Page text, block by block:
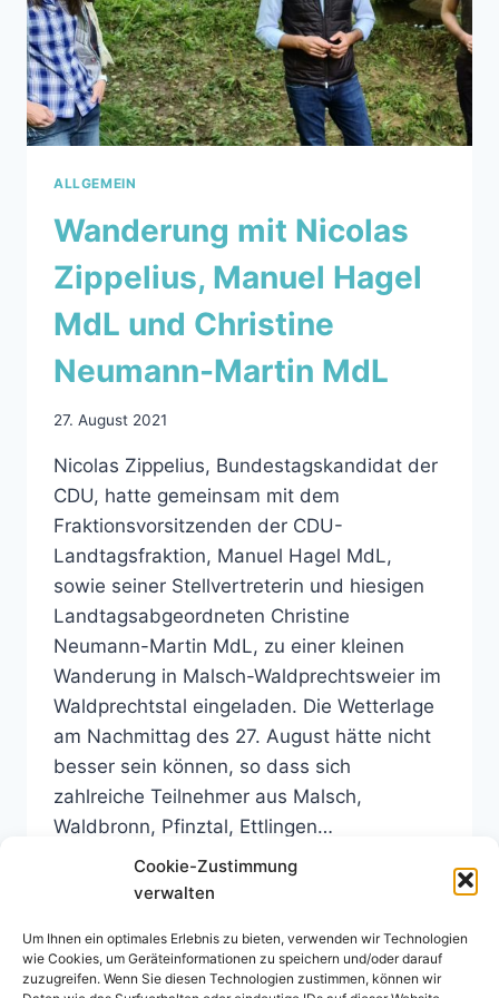
Cookie-Zustimmung
verwalten
Um Ihnen ein optimales Erlebnis zu bieten, verwenden wir Technologien
wie Cookies, um Geräteinformationen zu speichern und/oder darauf
zuzugreifen. Wenn Sie diesen Technologien zustimmen, können wir
ALLGEMEIN
Wanderung mit Nicolas
Zippelius, Manuel Hagel
MdL und Christine
Neumann-Martin MdL
27. August 2021
Nicolas Zippelius, Bundestagskandidat der
CDU, hatte gemeinsam mit dem
Fraktionsvorsitzenden der CDU-
Landtagsfraktion, Manuel Hagel MdL,
sowie seiner Stellvertreterin und hiesigen
Landtagsabgeordneten Christine
Neumann-Martin MdL, zu einer kleinen
Wanderung in Malsch-Waldprechtsweier im
Waldprechtstal eingeladen. Die Wetterlage
am Nachmittag des 27. August hätte nicht
besser sein können, so dass sich
zahlreiche Teilnehmer aus Malsch,
Waldbronn, Pfinztal, Ettlingen…
WEITERLESENWANDERUNG
MIT
ZIPPELIUS,
MANUEL
HAGEL